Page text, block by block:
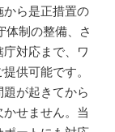
ら是正措置の
体制の整備、さ
対応まで、ワ
供可能です。
が起きてから
せません。当